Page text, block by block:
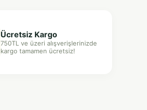
Ücretsiz Kargo
750TL ve üzeri alışverişlerinizde
kargo tamamen ücretsiz!